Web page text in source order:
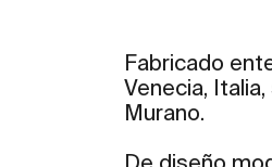
Fabricado
Venecia,
Murano.